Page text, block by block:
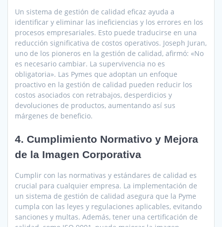
Un sistema de gestión de calidad eficaz ayuda a
identificar y eliminar las ineficiencias y los errores en los
procesos empresariales. Esto puede traducirse en una
reducción significativa de costos operativos. Joseph Juran,
uno de los pioneros en la gestión de calidad, afirmó: «No
es necesario cambiar. La supervivencia no es
obligatoria». Las Pymes que adoptan un enfoque
proactivo en la gestión de calidad pueden reducir los
costos asociados con retrabajos, desperdicios y
devoluciones de productos, aumentando así sus
márgenes de beneficio.
4. Cumplimiento Normativo y Mejora
de la Imagen Corporativa
Cumplir con las normativas y estándares de calidad es
crucial para cualquier empresa. La implementación de
un sistema de gestión de calidad asegura que la Pyme
cumpla con las leyes y regulaciones aplicables, evitando
sanciones y multas. Además, tener una certificación de